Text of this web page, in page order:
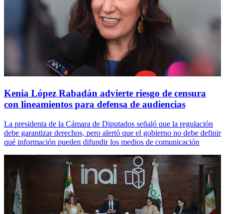
Kenia López Rabadán advierte riesgo de censura
con lineamientos para defensa de audiencias
La presidenta de la Cámara de Diputados señaló que la regulación
debe garantizar derechos, pero alertó que el gobierno no debe definir
qué información pueden difundir los medios de comunicación